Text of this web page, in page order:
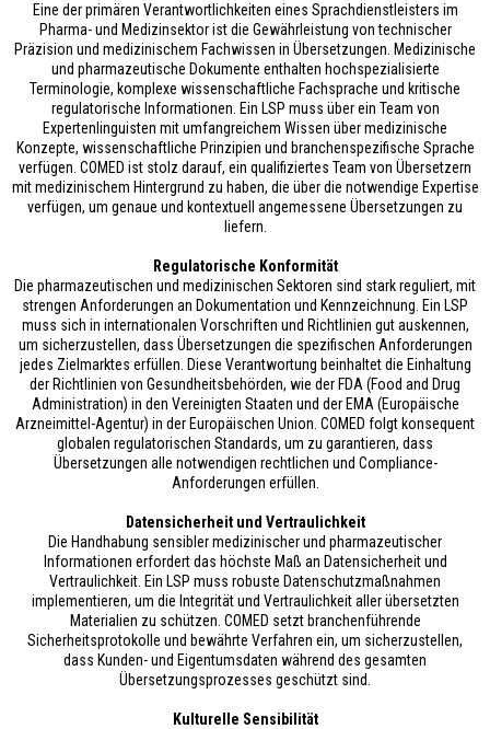
Eine der primären Verantwortlichkeiten eines Sprachdienstleisters im
Pharma- und Medizinsektor ist die Gewährleistung von technischer
Präzision und medizinischem Fachwissen in Übersetzungen. Medizinische
und pharmazeutische Dokumente enthalten hochspezialisierte
Terminologie, komplexe wissenschaftliche Fachsprache und kritische
regulatorische Informationen. Ein LSP muss über ein Team von
Expertenlinguisten mit umfangreichem Wissen über medizinische
Konzepte, wissenschaftliche Prinzipien und branchenspezifische Sprache
verfügen. COMED ist stolz darauf, ein qualifiziertes Team von Übersetzern
mit medizinischem Hintergrund zu haben, die über die notwendige Expertise
verfügen, um genaue und kontextuell angemessene Übersetzungen zu
liefern.
Regulatorische Konformität
Die pharmazeutischen und medizinischen Sektoren sind stark reguliert, mit
strengen Anforderungen an Dokumentation und Kennzeichnung. Ein LSP
muss sich in internationalen Vorschriften und Richtlinien gut auskennen,
um sicherzustellen, dass Übersetzungen die spezifischen Anforderungen
jedes Zielmarktes erfüllen. Diese Verantwortung beinhaltet die Einhaltung
der Richtlinien von Gesundheitsbehörden, wie der FDA (Food and Drug
Administration) in den Vereinigten Staaten und der EMA (Europäische
Arzneimittel-Agentur) in der Europäischen Union. COMED folgt konsequent
globalen regulatorischen Standards, um zu garantieren, dass
Übersetzungen alle notwendigen rechtlichen und Compliance-
Anforderungen erfüllen.
Datensicherheit und Vertraulichkeit
Die Handhabung sensibler medizinischer und pharmazeutischer
Informationen erfordert das höchste Maß an Datensicherheit und
Vertraulichkeit. Ein LSP muss robuste Datenschutzmaßnahmen
implementieren, um die Integrität und Vertraulichkeit aller übersetzten
Materialien zu schützen. COMED setzt branchenführende
Sicherheitsprotokolle und bewährte Verfahren ein, um sicherzustellen,
dass Kunden- und Eigentumsdaten während des gesamten
Übersetzungsprozesses geschützt sind.
Kulturelle Sensibilität